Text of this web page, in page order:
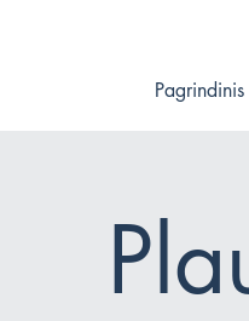
Pagrindinis